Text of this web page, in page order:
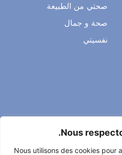
Nous
Nous utilisons des cookies pour
صحتي من الطبيعة
صحة و جمال
نفسيتي